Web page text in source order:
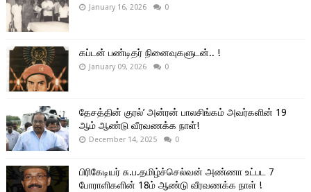
January 16, 2026 0
கப்டன் பண்டிதர் நினைவுகளுடன்.. !
January 09, 2026 0
தேசத்தின் குரல்’ அன்ரன் பாலசிங்கம் அவர்களின் 19
ஆம் ஆண்டு வீரவணக்க நாள்!
December 14, 2025 0
பிரிகேடியர் சு.ப.தமிழ்ச்செல்வன் அண்ணா உட்பட 7
போராளிகளின் 18ம் ஆண்டு வீரவணக்க நாள் !